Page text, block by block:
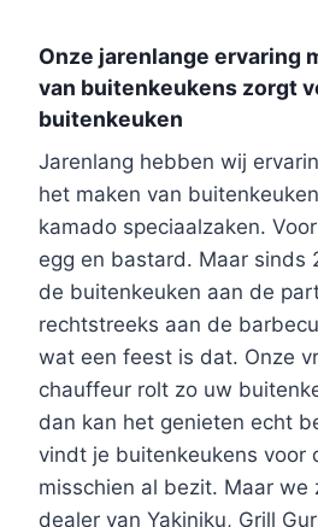
Onze jarenlange ervaring
van buitenkeukens zorgt
buitenkeuken
Jarenlang hebben wij
het maken van
kamado speciaalzaken.
egg en bastard. Maar sinds
de buitenkeuken aan de
rechtstreeks aan de
wat een feest is dat. Onze
chauffeur rolt zo uw
dan kan het genieten echt
vindt je buitenkeukens voor
misschien al bezit. Maar we
dealer van Yakiniku, Grill